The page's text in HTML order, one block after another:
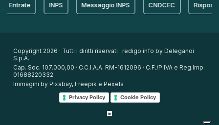
INPS Messaggio INPS CNDCEC Risposta
Copyright 2026 · Tutti i diritti riservati · redigo.info by Deleganoi
S.p.A.
Cap. Soc. 107.000,00 · C.C.I.A.A. RM-1612096 · C.F./P.IVA e Reg.Imp.
01688220332
Immagini by Pixabay, Freepik e Pexels
Privacy Policy Cookie Policy